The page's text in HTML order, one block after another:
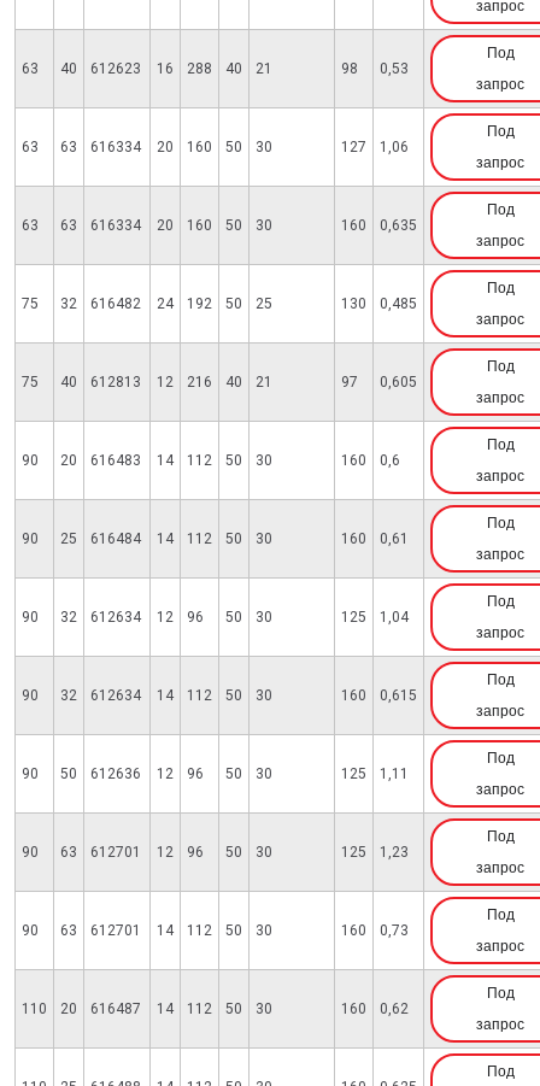
запрос
63 40 612623 16 288 40 21 98 0,53
Под
запрос
63 63 616334 20 160 50 30 127 1,06
Под
запрос
63 63 616334 20 160 50 30 160 0,635
Под
запрос
75 32 616482 24 192 50 25 130 0,485
Под
запрос
75 40 612813 12 216 40 21 97 0,605
Под
запрос
90 20 616483 14 112 50 30 160 0,6
Под
запрос
90 25 616484 14 112 50 30 160 0,61
Под
запрос
90 32 612634 12 96 50 30 125 1,04
Под
запрос
90 32 612634 14 112 50 30 160 0,615
Под
запрос
90 50 612636 12 96 50 30 125 1,11
Под
запрос
90 63 612701 12 96 50 30 125 1,23
Под
запрос
90 63 612701 14 112 50 30 160 0,73
Под
запрос
110 20 616487 14 112 50 30 160 0,62
Под
запрос
Под